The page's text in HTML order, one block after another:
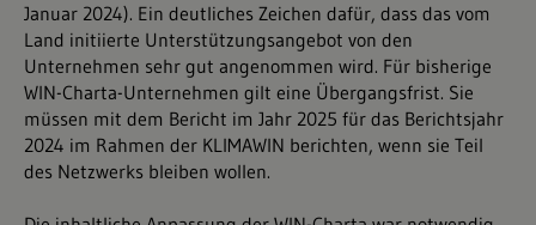
Januar 2024). Ein deutliches Zeichen dafür, dass das vom
Land initiierte Unterstützungsangebot von den
Unternehmen sehr gut angenommen wird. Für bisherige
WIN-Charta-Unternehmen gilt eine Übergangsfrist. Sie
müssen mit dem Bericht im Jahr 2025 für das Berichtsjahr
2024 im Rahmen der KLIMAWIN berichten, wenn sie Teil
des Netzwerks bleiben wollen.